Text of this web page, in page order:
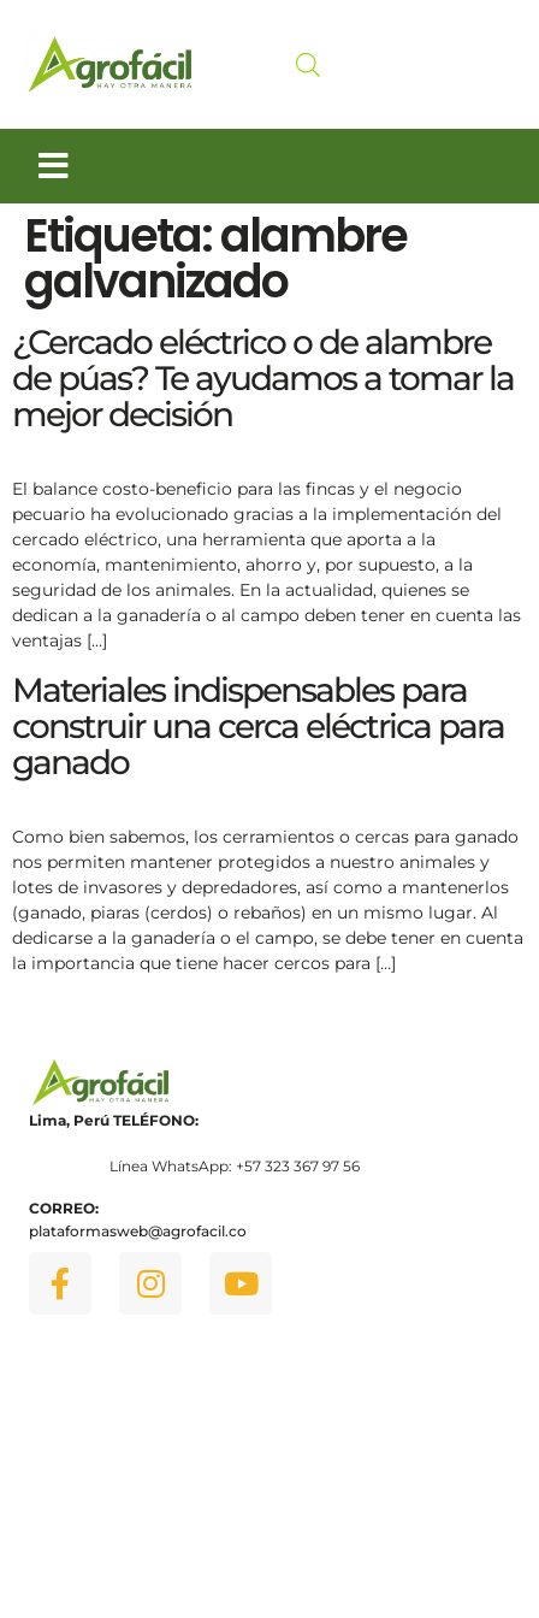
Etiqueta:alambre
galvanizado
¿Cercado eléctrico o de alambre
de púas? Te ayudamos a tomar la
mejor decisión
El balance costo-beneficio para las fincas y el negocio
pecuario ha evolucionado gracias a la implementación del
cercado eléctrico, una herramienta que aporta a la
economía, mantenimiento, ahorro y, por supuesto, a la
seguridad de los animales. En la actualidad, quienes se
dedican a la ganadería o al campo deben tener en cuenta las
ventajas […]
Materiales indispensables para
construir una cerca eléctrica para
ganado
Como bien sabemos, los cerramientos o cercas para ganado
nos permiten mantener protegidos a nuestro animales y
lotes de invasores y depredadores, así como a mantenerlos
(ganado, piaras (cerdos) o rebaños) en un mismo lugar. Al
dedicarse a la ganadería o el campo, se debe tener en cuenta
la importancia que tiene hacer cercos para […]
Lima, Perú TELÉFONO:
Línea WhatsApp: +57 323 367 97 56
CORREO:
plataformasweb@agrofacil.co